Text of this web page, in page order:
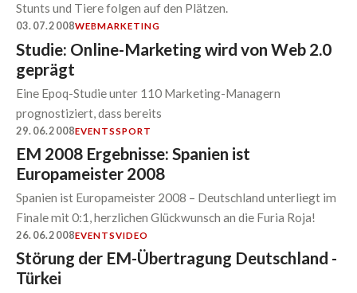
Stunts und Tiere folgen auf den Plätzen.
03.07.2008WEBMARKETING
Studie: Online-Marketing wird von Web 2.0
geprägt
Eine Epoq-Studie unter 110 Marketing-Managern
prognostiziert, dass bereits
29.06.2008EVENTSSPORT
EM 2008 Ergebnisse: Spanien ist
Europameister 2008
Spanien ist Europameister 2008 – Deutschland unterliegt im
Finale mit 0:1, herzlichen Glückwunsch an die Furia Roja!
26.06.2008EVENTSVIDEO
Störung der EM-Übertragung Deutschland -
Türkei